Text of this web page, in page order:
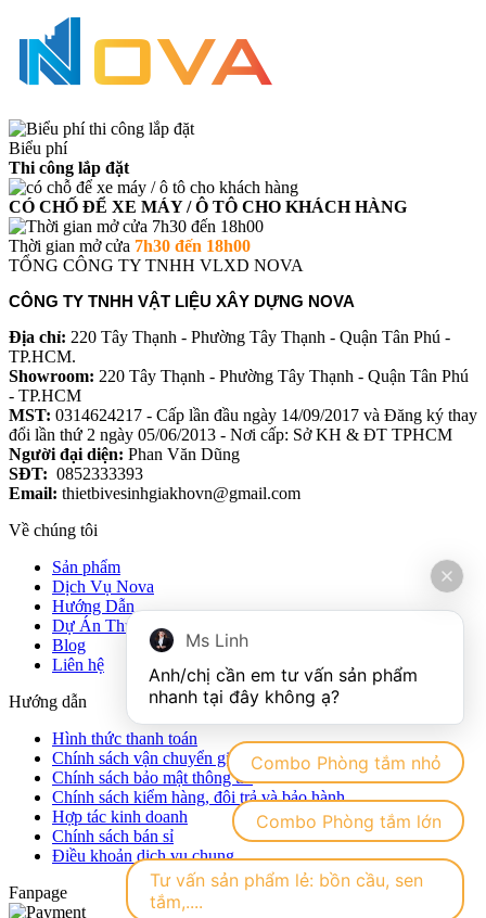
Biểu phí
Thi công lắp đặt
CÓ CHỐ ĐỂ XE MÁY / Ô TÔ CHO KHÁCH HÀNG
Thời gian mở cửa 7h30 đến 18h00
TỔNG CÔNG TY TNHH VLXD NOVA
CÔNG TY TNHH VẬT LIỆU XÂY DỰNG NOVA
Địa chỉ: 220 Tây Thạnh - Phường Tây Thạnh - Quận Tân Phú -
TP.HCM.
Showroom: 220 Tây Thạnh - Phường Tây Thạnh - Quận Tân Phú
- TP.HCM
MST: 0314624217 - Cấp lần đầu ngày 14/09/2017 và Đăng ký thay
đổi lần thứ 2 ngày 05/06/2013 - Nơi cấp: Sở KH & ĐT TPHCM
Người đại diện: Phan Văn Dũng
SĐT: 0852333393
Email: thietbivesinhgiakhovn@gmail.com
Về chúng tôi
Sản phẩm
Dịch Vụ Nova
Hướng Dẫn
Dự Án Thực Tế
Blog
Liên hệ
Hướng dẫn
Hình thức thanh toán
Chính sách vận chuyển giao nhận hàng hóa
Chính sách bảo mật thông tin
Chính sách kiểm hàng, đôi trả và bảo hành
Hợp tác kinh doanh
Chính sách bán sỉ
Điều khoản dịch vụ chung
Fanpage
Ms Linh
Anh/chị cần em tư vấn sản phẩm
Combo Phòng tắm nhỏ
Combo Phòng tắm lớn
Tư vấn sản phẩm lẻ: bồn cầu, sen
tắm,....